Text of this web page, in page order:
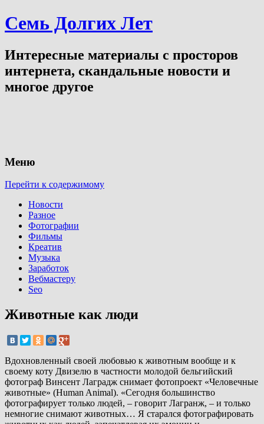
Семь Долгих Лет
Интересные материалы с просторов
интернета, скандальные новости и
многое другое
Меню
Перейти к содержимому
Новости
Разное
Фотографии
Фильмы
Креатив
Музыка
Заработок
Вебмастеру
Seo
Животные как люди
Вдохновленный своей любовью к животным вообще и к
своему коту Двизелю в частности молодой бельгийский
фотограф Винсент Лаградж снимает фотопроект «Человечные
животные» (Human Animal). «Сегодня большинство
фотографирует только людей, – говорит Лагранж, – и только
немногие снимают животных… Я старался фотографировать